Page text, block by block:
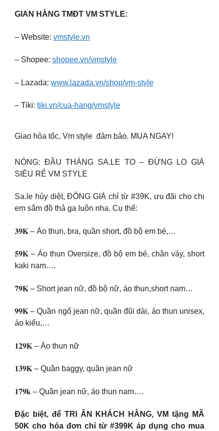
GIAN HÀNG TMĐT VM STYLE:
– Website: vmstyle.vn
– Shopee: shopee.vn/vmstyle
– Lazada: www.lazada.vn/shop/vm-style
– Tiki: tiki.vn/cua-hang/vmstyle
Giao hỏa tốc, Vm style đảm bảo. MUA NGAY!
NÓNG: ĐẦU THÁNG SA.LE TO – ĐỪNG LO GIÁ
SIÊU RẺ VM STYLE
Sa.le hủy diệt, ĐỒNG GIÁ chỉ từ #39K, ưu đãi cho chị
em sắm đồ thả ga luôn nha. Cụ thể:
𝟑𝟗𝐊 – Áo thun, bra, quần short, đồ bộ em bé,…
𝟓𝟗𝐊 – Áo thun Oversize, đồ bộ em bé, chân váy, short
kaki nam….
𝟕𝟗𝐊 – Short jean nữ, đồ bộ nữ, áo thun,short nam…
𝟗𝟗𝐊 – Quần ngố jean nữ, quần đũi dài, áo thun unisex,
áo kiểu,…
𝟏𝟐𝟗𝐊 – Áo thun nữ
𝟏𝟑𝟗𝐊 – Quần baggy, quần jean nữ
𝟏𝟕𝟗𝐤 – Quần jean nữ, áo thun nam….
Đặc biệt, để TRI ÂN KHÁCH HÀNG, VM tặng MÃ
50K cho hóa đơn chỉ từ #399K áp dụng cho mua